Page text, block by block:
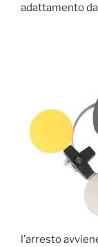
adattamento
l’arresto